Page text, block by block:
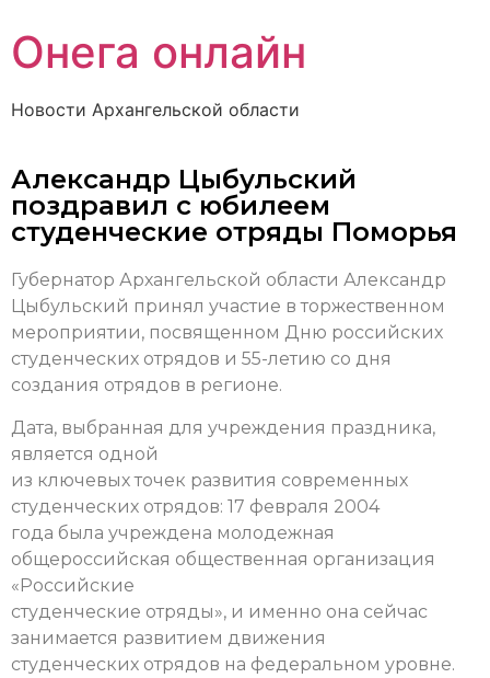
Онега онлайн
Новости Архангельской области
Александр Цыбульский
поздравил с юбилеем
студенческие отряды Поморья
Губернатор Архангельской области Александр
Цыбульский принял участие в торжественном
мероприятии, посвященном Дню российских
студенческих отрядов и 55-летию со дня
создания отрядов в регионе.
Дата, выбранная для учреждения праздника,
является одной
из ключевых точек развития современных
студенческих отрядов: 17 февраля 2004
года была учреждена молодежная
общероссийская общественная организация
«Российские
студенческие отряды», и именно она сейчас
занимается развитием движения
студенческих отрядов на федеральном уровне.